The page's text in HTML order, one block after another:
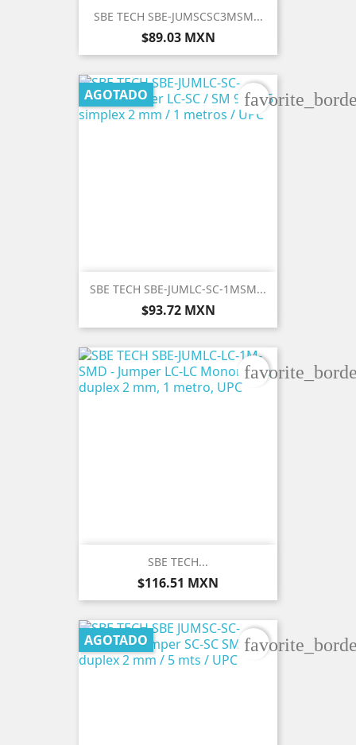
SBE TECH SBE-JUMSCSC3MSM...
Precio
$89.03 MXN
SBE TECH SBE-JUMLC-SC-1MSM...
Precio
$93.72 MXN
AGOTADO
SBE TECH...
Precio
$116.51 MXN
AGOTADO